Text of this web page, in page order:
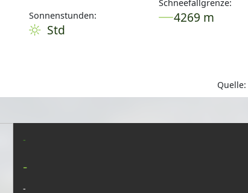
Sonnenstunden:
Std
Schneefallgrenze:
4269 m
Quelle:
-
-
-